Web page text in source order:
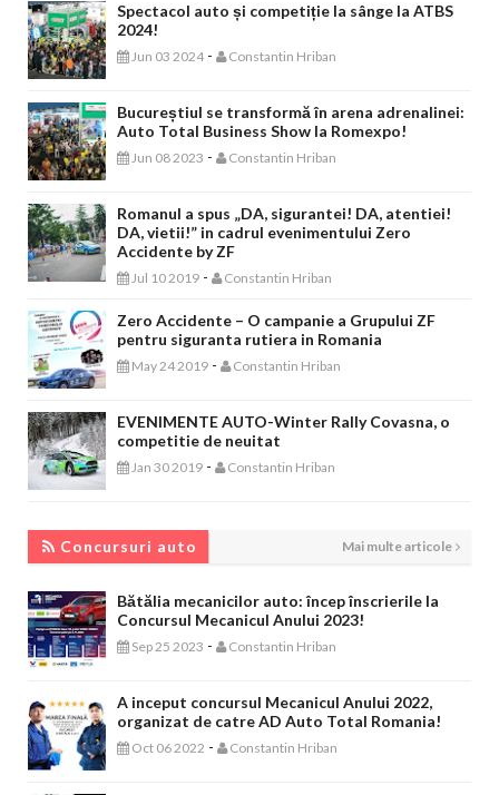
Spectacol auto și competiție la sânge la ATBS
2024!
Jun 03 2024 - Constantin Hriban
Bucureștiul se transformă în arena adrenalinei:
Auto Total Business Show la Romexpo!
Jun 08 2023 - Constantin Hriban
Romanul a spus „DA, sigurantei! DA, atentiei!
DA, vietii!” in cadrul evenimentului Zero
Accidente by ZF
Jul 10 2019 - Constantin Hriban
Zero Accidente – O campanie a Grupului ZF
pentru siguranta rutiera in Romania
May 24 2019 - Constantin Hriban
EVENIMENTE AUTO-Winter Rally Covasna, o
competitie de neuitat
Jan 30 2019 - Constantin Hriban
Concursuri auto Mai multe articole
Bătălia mecanicilor auto: încep înscrierile la
Concursul Mecanicul Anului 2023!
Sep 25 2023 - Constantin Hriban
A inceput concursul Mecanicul Anului 2022,
organizat de catre AD Auto Total Romania!
Oct 06 2022 - Constantin Hriban